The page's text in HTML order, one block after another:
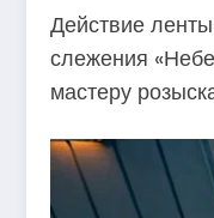
Действие
слежения
мастеру